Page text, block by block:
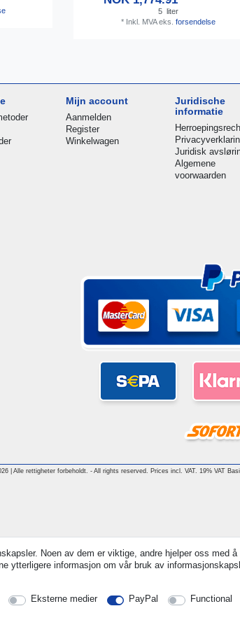
5
liter
* Inkl. MVAeks. forsendelse
Mijn account
Aanmelden
Register
Winkelwagen
Juridische
informatie
Juridisk
Algemene
voorwaarden
| Alle rettigheter forbeholdt. - All rights reserved. Prices incl. VAT. 19% VAT
Noen av dem er viktige, andre hjelper oss med
ytterligere informasjon om vår bruk av
Eksterne medier PayPal Functional